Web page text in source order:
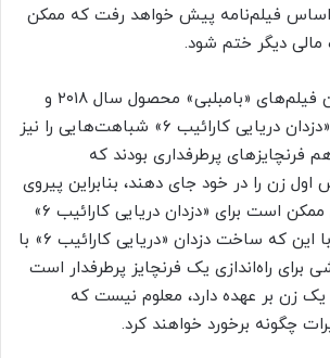
اساس فیلم‌نامه پیش خواهد رفت که ممکن
دیگر ختم شود.
به علاوه می‌توان، بین فیلم‌های «بامبلبی» محصول سال ۲۰۱۸ و
«پرندگان شکاری» و «دزدان دریایی کارائیب ۶» شباهت‌هایی را نیز
فرنچایزهای پرطرفداری بودند که
زن را در خود جای دهند، بنابراین پیروی
از همین دستورالعمل ممکن است برای «دزدان دریایی کارائیب ۶»
امیدوارکننده نباشد. با این که ساخت دزدان «دریایی کارائیب ۶» با
برای راه‌اندازی یک فرنچایز پرطرفدار است
زن بر عهده دارد، معلوم نیست که
چگونه برخورد خواهند کرد.